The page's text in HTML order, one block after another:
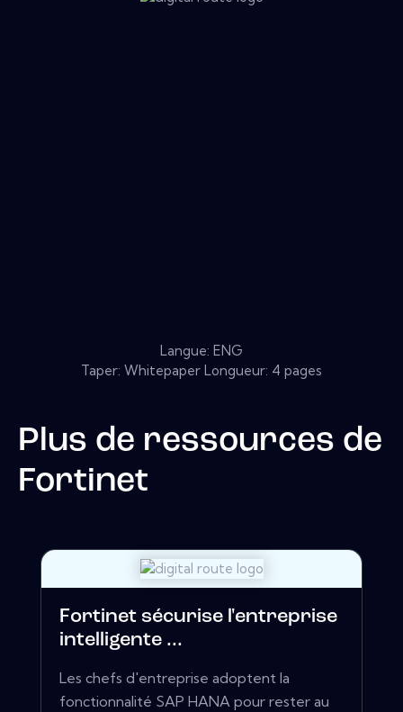
Langue: ENG
Taper: Whitepaper Longueur: 4 pages
Plus de ressources de
Fortinet
Fortinet sécurise l'entreprise
intelligente ...
Les chefs d'entreprise adoptent la
fonctionnalité SAP HANA pour rester au